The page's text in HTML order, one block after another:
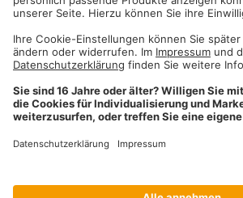
Impressum
Datenschutzhinweise
AGB und Widerrufsbelehrung
Dehner Unternehmen
Cookie-Einstellungen
Dehner Agrar GmbH & Co.